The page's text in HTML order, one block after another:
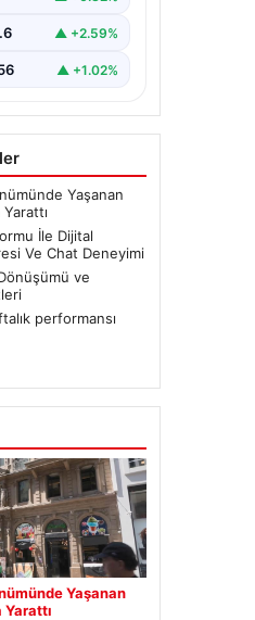
büyük
▲ +2.59%
▲ +1.02%
Yaşanan
İle Dijital
Ve Chat Deneyimi
ve
performansı
Yaşanan